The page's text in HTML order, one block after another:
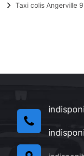
Taxi colis Angerville